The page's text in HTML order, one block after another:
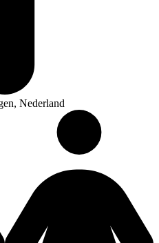
Nederland